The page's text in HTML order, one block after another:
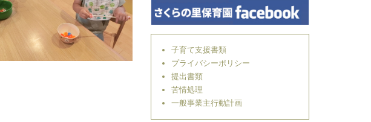
子育て支援書類
プライバシーポリシー
提出書類
苦情処理
一般事業主行動計画